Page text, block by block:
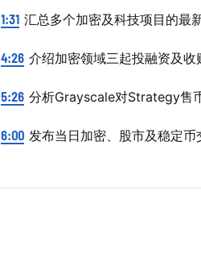
1:31 汇总多个加密及科技项目的最
4:26 介绍加密领域三起投融资及收
5:26 分析Grayscale对Strategy售
6:00 发布当日加密、股市及稳定币